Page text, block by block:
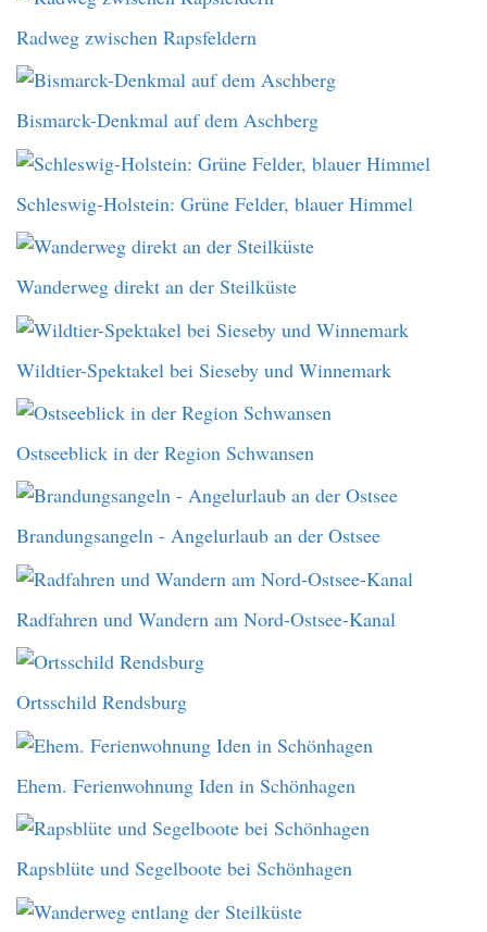
Radweg zwischen Rapsfeldern
Bismarck-Denkmal auf dem Aschberg
Schleswig-Holstein: Grüne Felder, blauer Himmel
Wanderweg direkt an der Steilküste
Wildtier-Spektakel bei Sieseby und Winnemark
Ostseeblick in der Region Schwansen
Brandungsangeln - Angelurlaub an der Ostsee
Radfahren und Wandern am Nord-Ostsee-Kanal
Ortsschild Rendsburg
Ehem. Ferienwohnung Iden in Schönhagen
Rapsblüte und Segelboote bei Schönhagen